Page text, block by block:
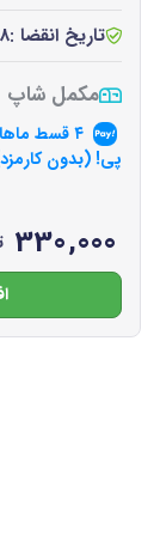
تاریخ انقضا :
مکمل شاپ
پی! (بدون
330,000